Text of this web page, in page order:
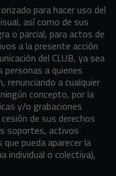
para hacer uso del
así como de sus
o parcial, para actos de
a la presente acción
del CLUB, ya sea
a quienes
renunciando a cualquier
concepto, por la
y/o grabaciones
de sus derechos
soportes, activos
pueda aparecer la
individual o colectiva),